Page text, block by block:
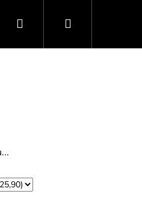
- Výmena - Reklamácia
PrihlásenieNákupný